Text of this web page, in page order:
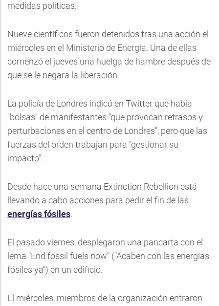
medidas políticas.
Nueve científicos fueron detenidos tras una acción el
miércoles en el Ministerio de Energía. Una de ellas
comenzó el jueves una huelga de hambre después de
que se le negara la liberación.
La policía de Londres indicó en Twitter que había
"bolsas" de manifestantes "que provocan retrasos y
perturbaciones en el centro de Londres", pero que las
fuerzas del orden trabajan para "gestionar su
impacto".
Desde hace una semana Extinction Rebellion está
llevando a cabo acciones para pedir el fin de las
energías fósiles.
El pasado viernes, desplegaron una pancarta con el
lema "End fossil fuels now" ("Acaben con las energías
fósiles ya") en un edificio.
El miércoles, miembros de la organización entraron